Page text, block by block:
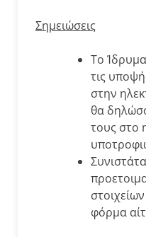
Σημειώσεις
Το
τις
στην
θα
τους στο
φόρμα